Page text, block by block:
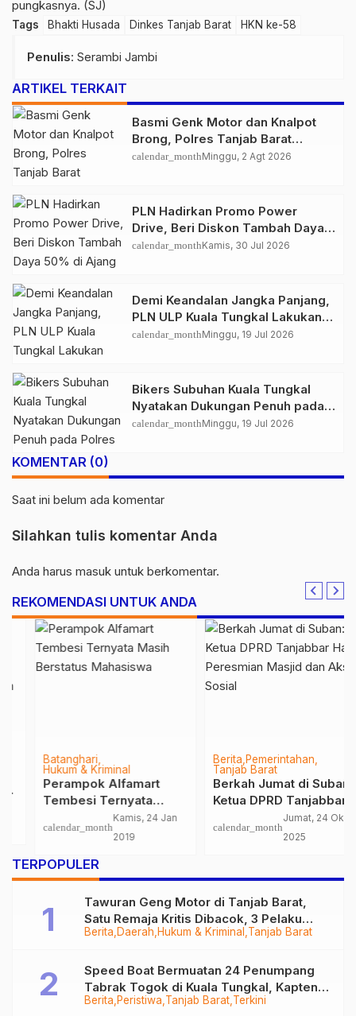
pungkasnya. (SJ)
Tags Bhakti Husada Dinkes Tanjab Barat HKN ke-58
Penulis: Serambi Jambi
ARTIKEL TERKAIT
Basmi Genk Motor dan Knalpot
Brong, Polres Tanjab Barat
Amankan Belasan Kendaraan
calendar_monthMinggu, 2 Agt 2026
PLN Hadirkan Promo Power
Drive, Beri Diskon Tambah Daya
50% di Ajang GIIAS 2026
calendar_monthKamis, 30 Jul 2026
Demi Keandalan Jangka Panjang,
PLN ULP Kuala Tungkal Lakukan
Pemeliharaan Jaringan Berkala
calendar_monthMinggu, 19 Jul 2026
Bikers Subuhan Kuala Tungkal
Nyatakan Dukungan Penuh pada
Polres Tanjab Barat Berantas
calendar_monthMinggu, 19 Jul 2026
KOMENTAR (0)
Saat ini belum ada komentar
Silahkan tulis komentar Anda
Anda harus masuk untuk berkomentar.
REKOMENDASI UNTUK ANDA
Batanghari
Hukum & Kriminal
Perampok Alfamart
Tembesi Ternyata
Masih Berstatus
Mahasiswa
calendar_month
Kamis, 24 Jan
Berita Pemerintahan
Tanjab Barat
Berkah Jumat di Suban:
Ketua DPRD Tanjabbar
Hadiri Peresmian
Masjid dan Aksi Sosial
calendar_month
Jumat, 24 Okt
…
TERPOPULER
Berita Daerah Hukum & Kriminal Tanjab Barat
Tawuran Geng Motor di Tanjab Barat,
Satu Remaja Kritis Dibacok, 3 Pelaku
Ditangkap
Berita Peristiwa Tanjab Barat Terkini
Speed Boat Bermuatan 24 Penumpang
Tabrak Togok di Kuala Tungkal, Kapten
Sempat Hilang